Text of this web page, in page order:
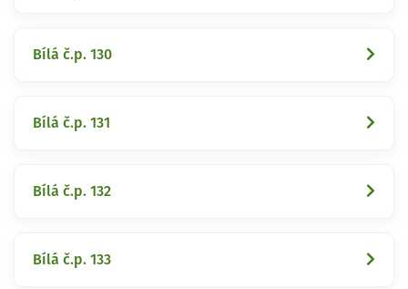
Bílá č.p. 130
Bílá č.p. 131
Bílá č.p. 132
Bílá č.p. 133